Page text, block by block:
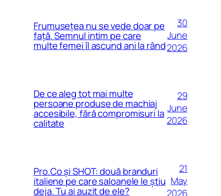
Frumusețea nu se vede doar pe
față. Semnul intim pe care
multe femei îl ascund ani la rând
30
June
2026
De ce aleg tot mai multe
persoane produse de machiaj
accesibile, fără compromisuri la
calitate
29
June
2026
Pro.Co și SHOT: două branduri
italiene pe care saloanele le știu
deja. Tu ai auzit de ele?
21
May
2026